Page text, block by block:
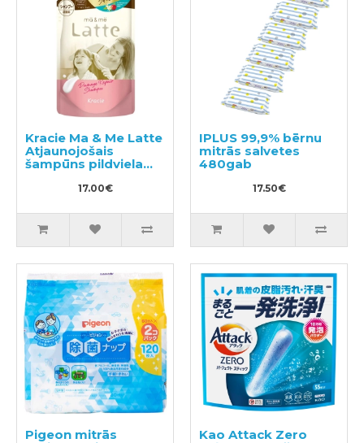
Kracie Ma & Me Latte
Atjaunojošais
šampūns pildviela
17.00€
IPLUS 99,9% bērnu
mitrās salvetes
480gab
17.50€
Pigeon mitrās
Kao Attack Zero